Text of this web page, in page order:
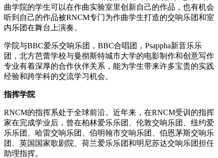
曲学院的学生可以在作曲实验室里创新自己的作品，也有机会
听到自己的作品被RNCM专门为作曲学生打造的交响乐团和室
内乐团在舞台上演奏。
学院与BBC爱乐交响乐团，BBC合唱团，Psappha新音乐乐
团，北方芭蕾学校与曼彻斯特城市大学的电影制作和创意写作
专业有着深厚的合作伙伴关系，能为学生带来许多宝贵的实践
经验和跨学科的交流学习机会。
指挥学院
RNCM的指挥系处于全球前沿。近年来，在RNCM受训的指挥
家在完成学业后，曾在柏林爱乐乐团、伦敦交响乐团、纽约爱
乐乐团、哈雷交响乐团、伯明翰市交响乐团、伯恩茅斯交响乐
团、英国国家歌剧院、荷兰爱乐乐团和明尼苏达交响乐团担任
助理指挥。